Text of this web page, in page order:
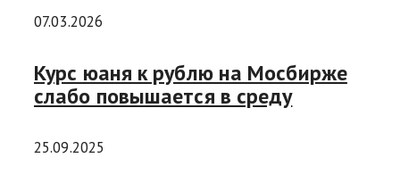
07.03.2026
Курс юаня к рублю на Мосбирже
слабо повышается в среду
25.09.2025